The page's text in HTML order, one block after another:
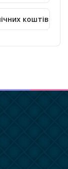
коштів